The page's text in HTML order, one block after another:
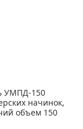
УМПД-150
начинок,
объем 150